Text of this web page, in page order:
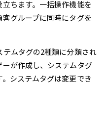
ちます。一括操作機能を
グループに同時にタグを
ムタグの2種類に分類され
が作成し、システムタグ
システムタグは変更でき